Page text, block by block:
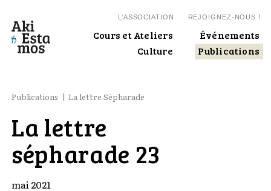
L’ASSOCIATION REJOIGNEZ-NOUS !
Cours et Ateliers
Événements
Culture
Publications
Publications La lettre Sépharade
La lettre
sépharade 23
mai 2021